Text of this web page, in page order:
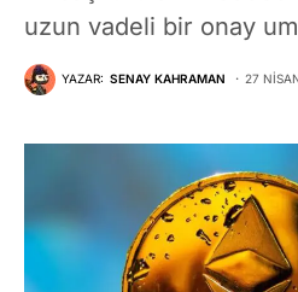
uzun vadeli bir onay
YAZAR: SENAY KAHRAMAN 27